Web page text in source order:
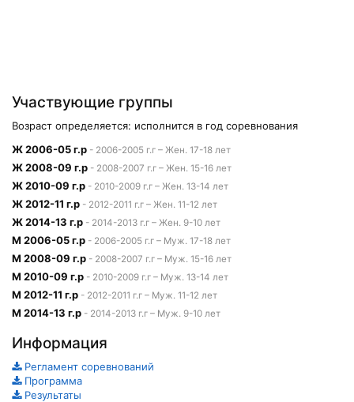
Участвующие группы
Возраст определяется: исполнится в год соревнования
Ж 2006-05 г.р - 2006-2005 г.г – Жен. 17-18 лет
Ж 2008-09 г.р - 2008-2007 г.г – Жен. 15-16 лет
Ж 2010-09 г.р - 2010-2009 г.г – Жен. 13-14 лет
Ж 2012-11 г.р - 2012-2011 г.г – Жен. 11-12 лет
Ж 2014-13 г.р - 2014-2013 г.г – Жен. 9-10 лет
М 2006-05 г.р - 2006-2005 г.г – Муж. 17-18 лет
М 2008-09 г.р - 2008-2007 г.г – Муж. 15-16 лет
М 2010-09 г.р - 2010-2009 г.г – Муж. 13-14 лет
М 2012-11 г.р - 2012-2011 г.г – Муж. 11-12 лет
М 2014-13 г.р - 2014-2013 г.г – Муж. 9-10 лет
Информация
Регламент соревнований
Программа
Результаты